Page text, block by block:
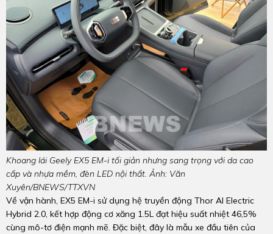
Khoang lái Geely EX5 EM-i tối giản nhưng sang trọng với da cao
cấp và nhựa mềm, đèn LED nội thất. Ảnh: Văn
Xuyên/BNEWS/TTXVN
Về vận hành, EX5 EM-i sử dụng hệ truyền động Thor AI Electric
Hybrid 2.0, kết hợp động cơ xăng 1.5L đạt hiệu suất nhiệt 46,5%
cùng mô-tơ điện mạnh mẽ. Đặc biệt, đây là mẫu xe đầu tiên của